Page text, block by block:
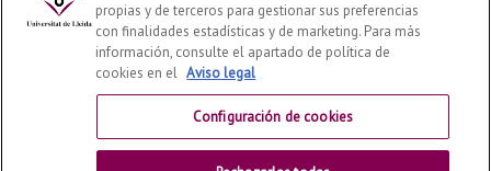
Departamento de Química, Física y Ciencias Ambientales y
© | Telf: +34 973 70 26 72
Contactar
propias y de terceros para gestionar sus preferencias
con finalidades estadísticas y de marketing. Para más
información, consulte el apartado de política de
cookies en el Aviso legal
Configuración de cookies